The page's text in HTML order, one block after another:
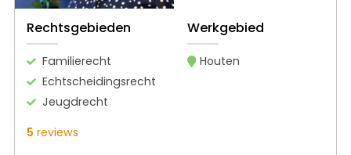
Rechtsgebieden
Familierecht
Echtscheidingsrecht
Jeugdrecht
Werkgebied
Houten
5 reviews